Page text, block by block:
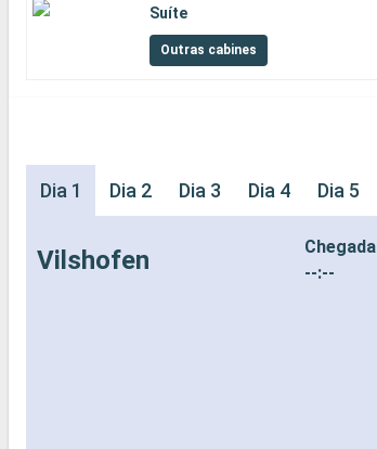
Suíte
Outras cabines
Dia 1 Dia 2 Dia 3 Dia 4 Dia 5
Vilshofen
Chegada
--:--